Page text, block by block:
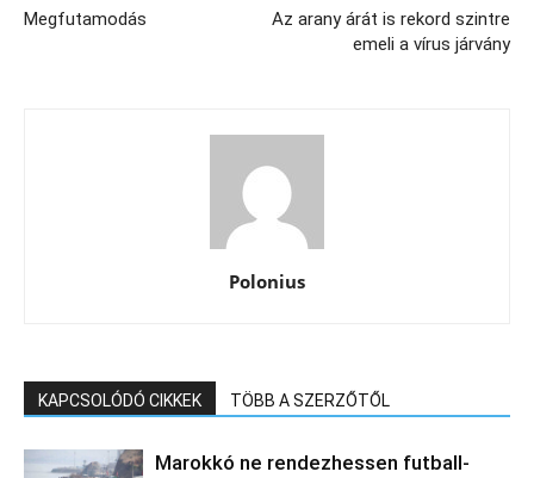
Megfutamodás
Az arany árát is rekord szintre
emeli a vírus járvány
Polonius
KAPCSOLÓDÓ CIKKEK TÖBB A SZERZŐTŐL
Marokkó ne rendezhessen futball-